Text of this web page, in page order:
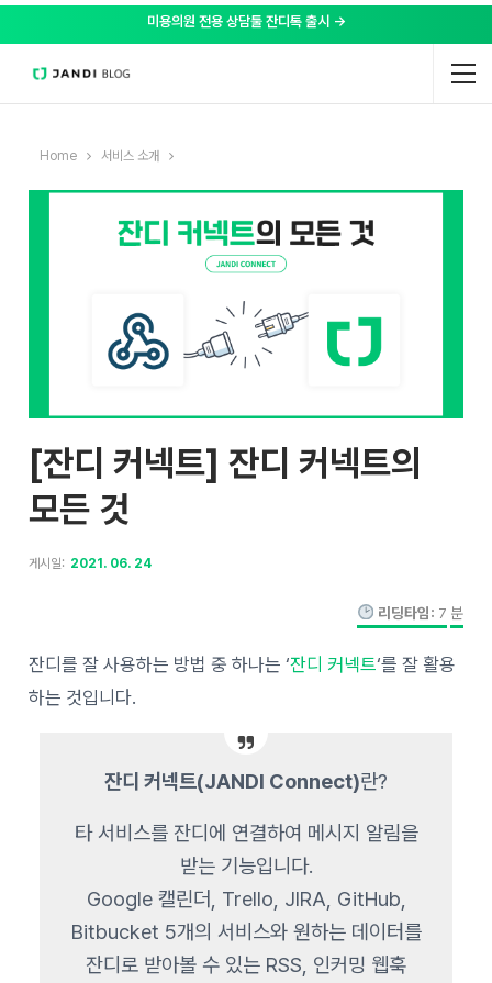
미용의원 전용 상담툴 잔디톡 출시 →
Home 서비스 소개
[잔디 커넥트] 잔디 커넥트의
모든 것
게시일: 2021. 06. 24
리딩타임: 7 분
잔디를 잘 사용하는 방법 중 하나는 ‘잔디 커넥트‘를 잘 활용
하는 것입니다.
잔디 커넥트(JANDI Connect)란?
타 서비스를 잔디에 연결하여 메시지 알림을
받는 기능입니다.
Google 캘린더, Trello, JIRA, GitHub,
Bitbucket 5개의 서비스와 원하는 데이터를
잔디로 받아볼 수 있는 RSS, 인커밍 웹훅